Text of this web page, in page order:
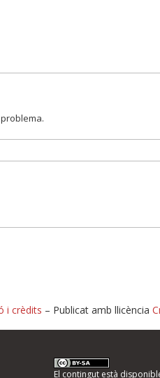
informeu
i crèdits – Publicat amb llicència
El contingut està